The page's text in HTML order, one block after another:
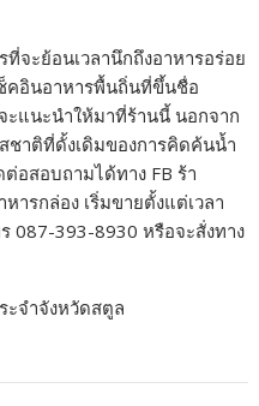
จะย้อนเวลานึกถึงอาหารอร่อย
คอินอาหารพื้นถิ่นที่ขึ้นชื่อ
ะแนะนำให้มาที่ร้านนี้ นอกจาก
ชาติที่ดั้งเดิมของการคิดค้นน้ำ
อสอบถามได้ทาง FB ร้า
รกล่อง เริ่มขายตั้งแต่เวลา
087-393-8930 หรือจะสั่งทาง
จำจังหวัดสตูล